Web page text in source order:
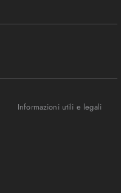
Informazioni utili e legali